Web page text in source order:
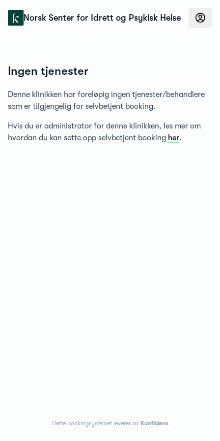
Norsk Senter for Idrett og Psykisk Helse
Ingen tjenester
Denne klinikken har foreløpig ingen tjenester/behandlere
som er tilgjengelig for selvbetjent booking.
Hvis du er administrator for denne klinikken, les mer om
hvordan du kan sette opp selvbetjent booking her.
Dette bookingsystemet leveres av Konfidens